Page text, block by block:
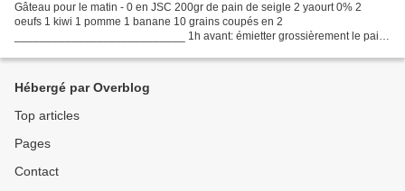
Gâteau pour le matin - 0 en JSC 200gr de pain de seigle 2 yaourt 0% 2
oeufs 1 kiwi 1 pomme 1 banane 10 grains coupés en 2
___________________________ 1h avant: émietter grossièrement le pain
Hébergé par Overblog
Top articles
Pages
Contact